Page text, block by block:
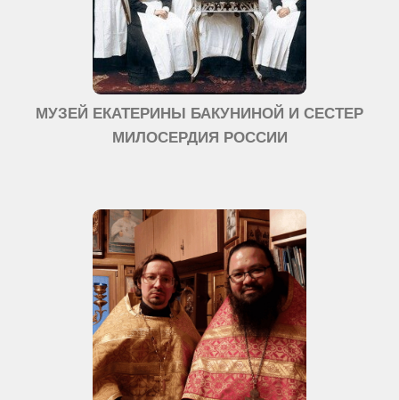
МУЗЕЙ ЕКАТЕРИНЫ БАКУНИНОЙ И СЕСТЕР
МИЛОСЕРДИЯ РОССИИ